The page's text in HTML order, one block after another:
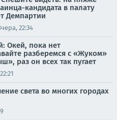
кандидата в палату
Демпартии
22:34
Окей, пока нет
разберемся с «Жуком»
раз он всех так пугает
света во многих городах